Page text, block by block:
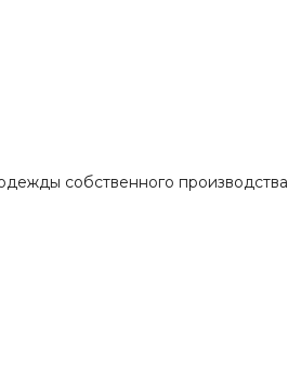
собственного производства